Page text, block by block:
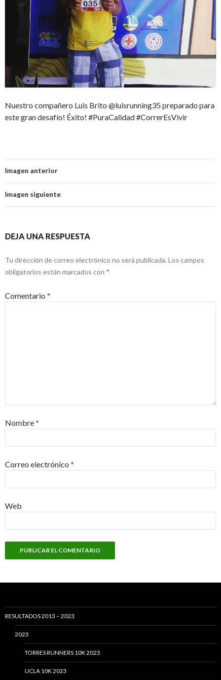
Nuestro compañero Luis Brito @luisrunning35 preparado para
este gran desafío! Éxito! #PuraCalidad #CorrerEsVivir
Imagen anterior
Imagen siguiente
DEJA UNA RESPUESTA
Tu dirección de correo electrónico no será publicada. Los campos
obligatorios están marcados con *
Comentario *
Nombre*
Correo electrónico *
Web
RESULTADOS 2013 – 2023
2023
TORRES RUNNERS 10K 2023
UCLA 10K 2023